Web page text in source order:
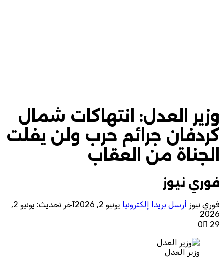
وزير العدل: انتهاكات شمال
كردفان جرائم حرب ولن يفلت
الجناة من العقاب
فوري نيوز
فوري نيوز أرسل بريدا إلكترونيا يونيو 2, 2026
آخر تحديث: يونيو 2,
2026
0
29
وزير العدل